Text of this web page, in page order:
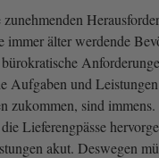
immer älter werdende
bürokratische
Aufgaben und
zukommen, sind immens.
Lieferengpässe
akut. Deswegen